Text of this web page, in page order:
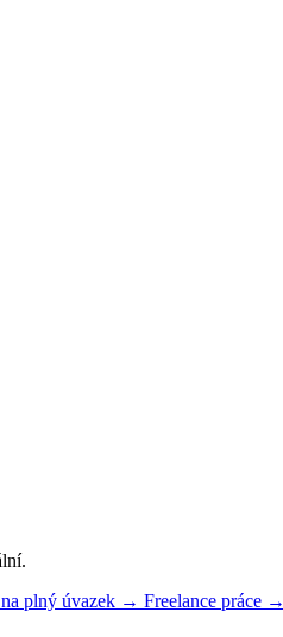
na plný úvazek → Freelance práce →